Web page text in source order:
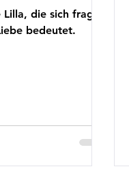
die sich fragt,
bedeutet.